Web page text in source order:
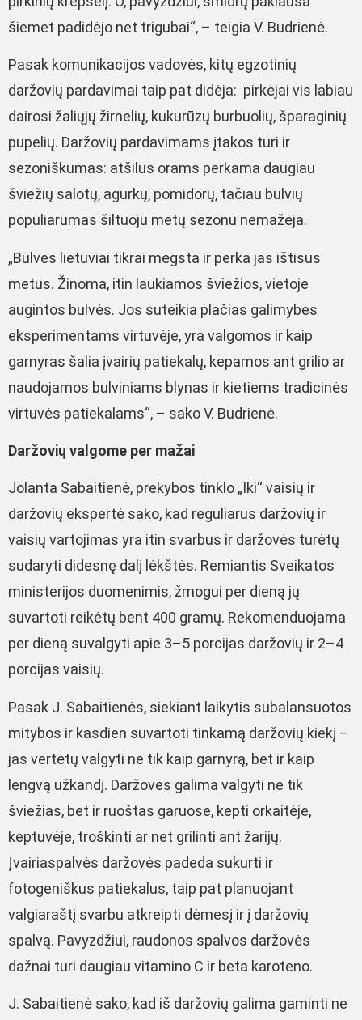
šiemet padidėjo net trigubai“, – teigia V. Budrienė.
Pasak komunikacijos vadovės, kitų egzotinių
daržovių pardavimai taip pat didėja: pirkėjai vis labiau
dairosi žaliųjų žirnelių, kukurūzų burbuolių, šparaginių
pupelių. Daržovių pardavimams įtakos turi ir
sezoniškumas: atšilus orams perkama daugiau
šviežių salotų, agurkų, pomidorų, tačiau bulvių
populiarumas šiltuoju metų sezonu nemažėja.
„Bulves lietuviai tikrai mėgsta ir perka jas ištisus
metus. Žinoma, itin laukiamos šviežios, vietoje
augintos bulvės. Jos suteikia plačias galimybes
eksperimentams virtuvėje, yra valgomos ir kaip
garnyras šalia įvairių patiekalų, kepamos ant grilio ar
naudojamos bulviniams blynas ir kietiems tradicinės
virtuvės patiekalams“, – sako V. Budrienė.
Daržovių valgome per mažai
Jolanta Sabaitienė, prekybos tinklo „Iki“ vaisių ir
daržovių ekspertė sako, kad reguliarus daržovių ir
vaisių vartojimas yra itin svarbus ir daržovės turėtų
sudaryti didesnę dalį lėkštės. Remiantis Sveikatos
ministerijos duomenimis, žmogui per dieną jų
suvartoti reikėtų bent 400 gramų. Rekomenduojama
per dieną suvalgyti apie 3–5 porcijas daržovių ir 2–4
porcijas vaisių.
Pasak J. Sabaitienės, siekiant laikytis subalansuotos
mitybos ir kasdien suvartoti tinkamą daržovių kiekį –
jas vertėtų valgyti ne tik kaip garnyrą, bet ir kaip
lengvą užkandį. Daržoves galima valgyti ne tik
šviežias, bet ir ruoštas garuose, kepti orkaitėje,
keptuvėje, troškinti ar net grilinti ant žarijų.
Įvairiaspalvės daržovės padeda sukurti ir
fotogeniškus patiekalus, taip pat planuojant
valgiaraštį svarbu atkreipti dėmesį ir į daržovių
spalvą. Pavyzdžiui, raudonos spalvos daržovės
dažnai turi daugiau vitamino C ir beta karoteno.
J. Sabaitienė sako, kad iš daržovių galima gaminti ne